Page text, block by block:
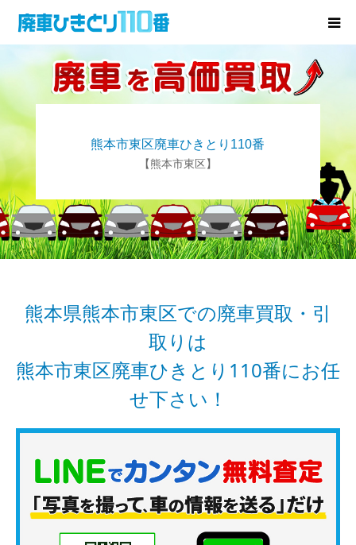
熊本市東区廃車ひきとり110番
【熊本市東区】
熊本県熊本市東区での廃車買取・引
取りは
熊本市東区廃車ひきとり110番にお任
せ下さい！
廃車･事故車の買取
お役立ち情報
お知らせ